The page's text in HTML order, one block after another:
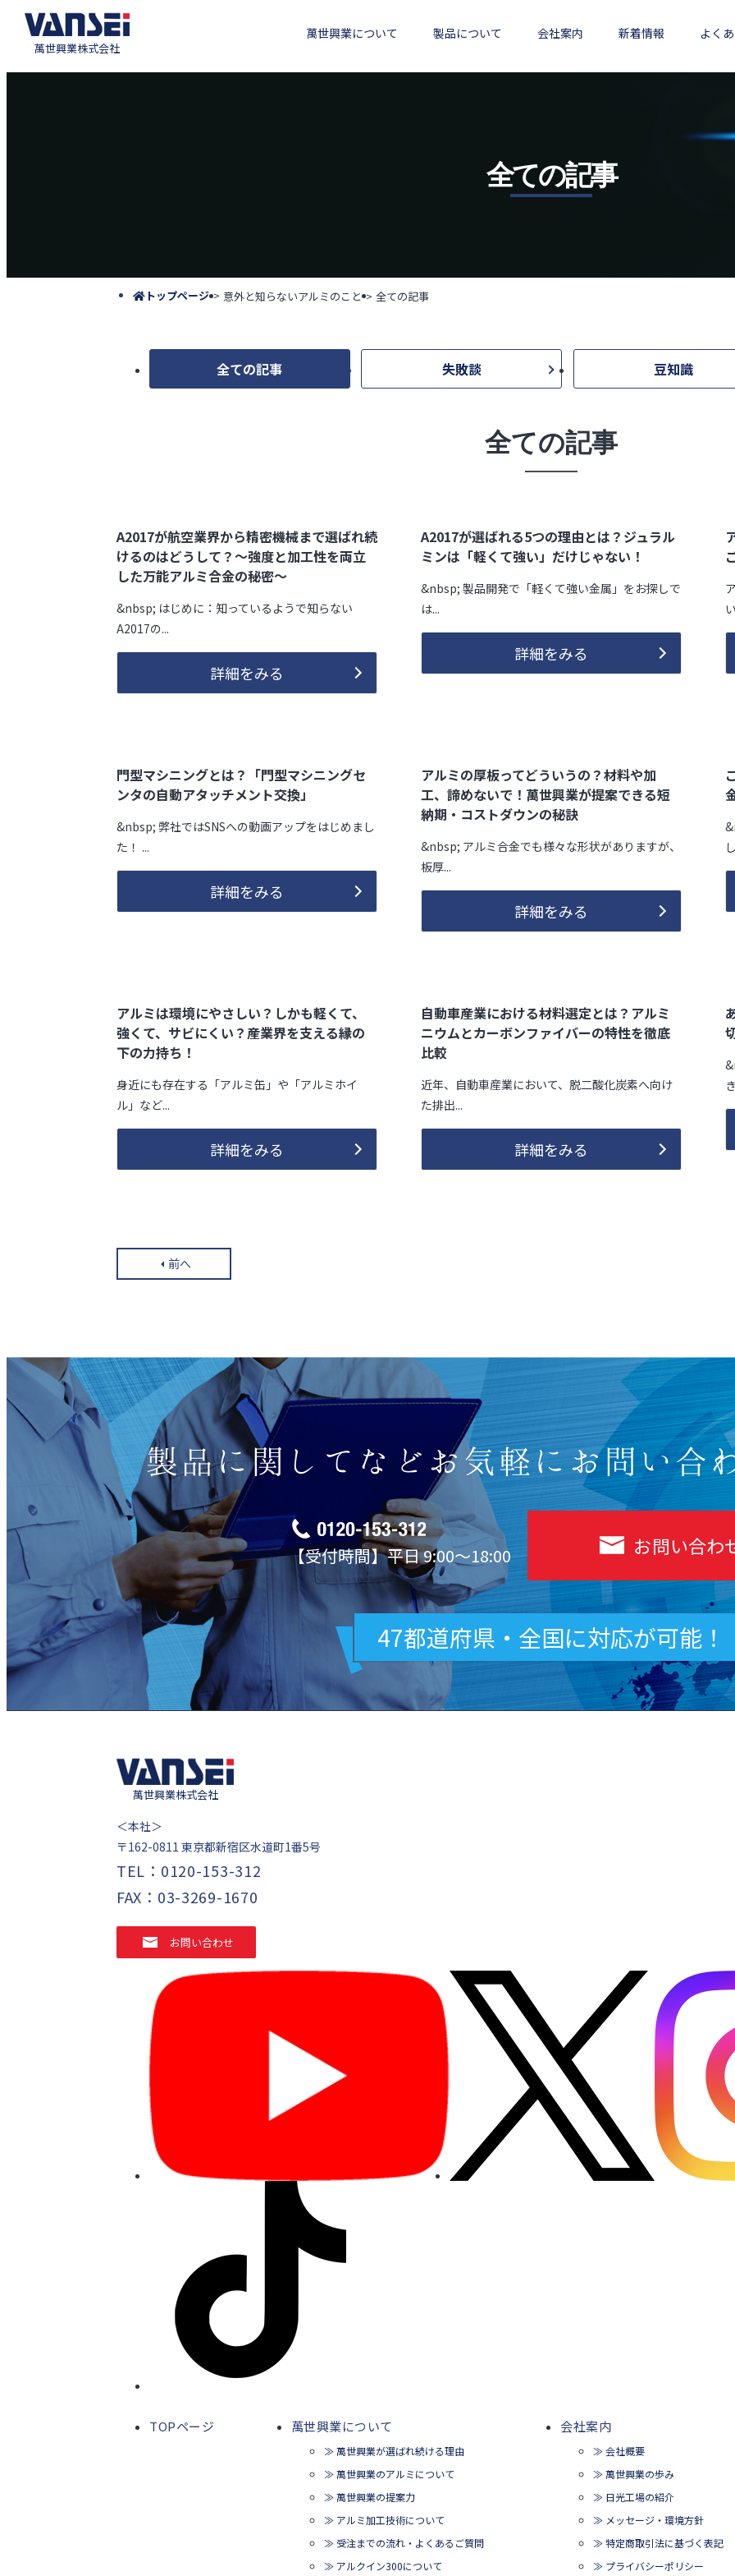
萬世興業株式会社
萬世興業について 製品について 会社案内 新着情報 よく
全ての記事
トップページ 意外と知らないアルミのこと 全ての記事
全ての記事 失敗談 豆知識
全ての記事
A2017が航空業界から精密機械まで選ばれ続
けるのはどうして？～強度と加工性を両立
した万能アルミ合金の秘密～
&nbsp; はじめに：知っているようで知らない
A2017の...
詳細をみる
A2017が選ばれる5つの理由とは？ジュラル
ミンは「軽くて強い」だけじゃない！
&nbsp; 製品開発で「軽くて強い金属」をお探しで
は...
詳細をみる
門型マシニングとは？「門型マシニングセ
ンタの自動アタッチメント交換」
&nbsp; 弊社ではSNSへの動画アップをはじめまし
た！ ...
詳細をみる
アルミの厚板ってどういうの？材料や加
工、諦めないで！萬世興業が提案できる短
納期・コストダウンの秘訣
&nbsp; アルミ合金でも様々な形状がありますが、
板厚...
詳細をみる
アルミは環境にやさしい？しかも軽くて、
強くて、サビにくい？産業界を支える縁の
下の力持ち！
身近にも存在する「アルミ缶」や「アルミホイ
ル」など...
詳細をみる
自動車産業における材料選定とは？アルミ
ニウムとカーボンファイバーの特性を徹底
比較
近年、自動車産業において、脱二酸化炭素へ向け
た排出...
詳細をみる
前へ
製品に関してなど お気軽にお問い合
【受付時間】平日 9:00～18:00 お問い合わ
47都道府県・全国に対応が可能！
萬世興業株式会社
＜本社＞
〒162-0811 東京都新宿区水道町1番5号
TEL： 0120-153-312
FAX：03-3269-1670
お問い合わせ
TOPページ 萬世興業について
≫ 萬世興業が選ばれ続ける理由
≫ 萬世興業のアルミについて
≫ 萬世興業の提案力
≫ アルミ加工技術について
≫ 受注までの流れ・よくあるご質問
≫ アルクイン300について
会社案内
≫ 会社概要
≫ 萬世興業の歩み
≫ 日光工場の紹介
≫ メッセージ・環境方針
≫ 特定商取引法に基づく表記
≫ プライバシーポリシー